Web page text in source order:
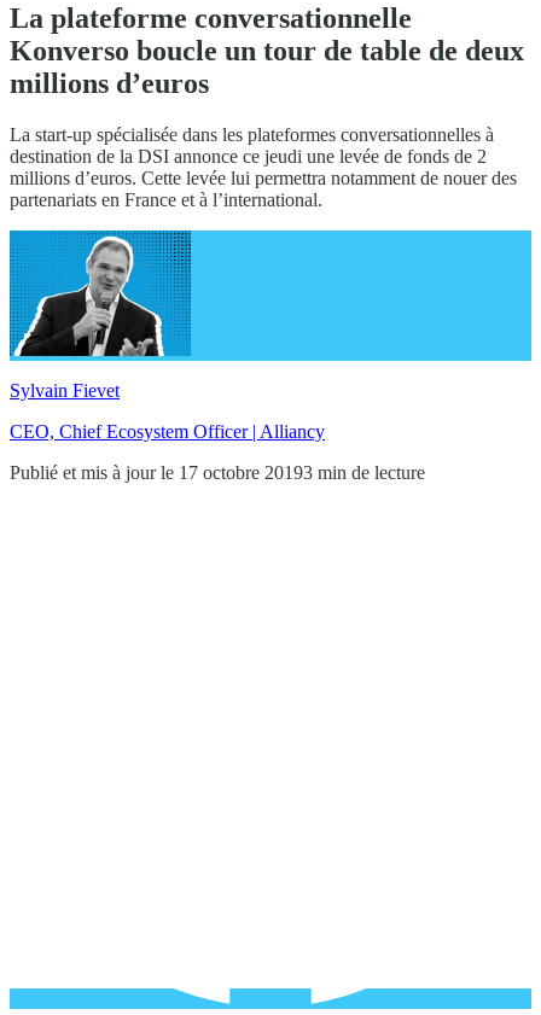
La plateforme conversationnelle
Konverso boucle un tour de table de deux
millions d’euros
La start-up spécialisée dans les plateformes conversationnelles à
destination de la DSI annonce ce jeudi une levée de fonds de 2
millions d’euros. Cette levée lui permettra notamment de nouer des
partenariats en France et à l’international.
Sylvain Fievet
CEO, Chief Ecosystem Officer | Alliancy
Publié et mis à jour le 17 octobre 20193 min de lecture